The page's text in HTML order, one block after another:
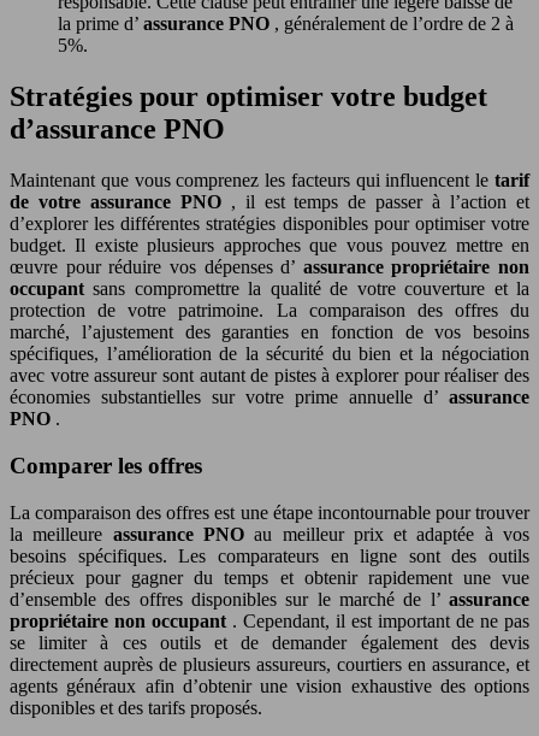
la prime d’ assurance PNO , généralement de l’ordre de 2 à
5%.
Stratégies pour optimiser votre budget
d’assurance PNO
Maintenant que vous comprenez les facteurs qui influencent le tarif
de votre assurance PNO , il est temps de passer à l’action et
d’explorer les différentes stratégies disponibles pour optimiser votre
budget. Il existe plusieurs approches que vous pouvez mettre en
œuvre pour réduire vos dépenses d’ assurance propriétaire non
occupantsans compromettre la qualité de votre couverture et la
protection de votre patrimoine. La comparaison des offres du
marché, l’ajustement des garanties en fonction de vos besoins
spécifiques, l’amélioration de la sécurité du bien et la négociation
avec votre assureur sont autant de pistes à explorer pour réaliser des
économies substantielles sur votre prime annuelle d’ assurance
PNO .
Comparer les offres
La comparaison des offres est une étape incontournable pour trouver
la meilleure assurance PNOau meilleur prix et adaptée à vos
besoins spécifiques. Les comparateurs en ligne sont des outils
précieux pour gagner du temps et obtenir rapidement une vue
d’ensemble des offres disponibles sur le marché de l’ assurance
propriétaire non occupant . Cependant, il est important de ne pas
se limiter à ces outils et de demander également des devis
directement auprès de plusieurs assureurs, courtiers en assurance, et
agents généraux afin d’obtenir une vision exhaustive des options
disponibles et des tarifs proposés.